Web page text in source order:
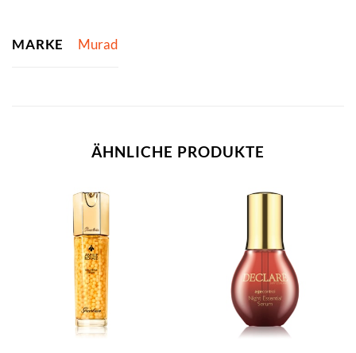
MARKE Murad
ÄHNLICHE PRODUKTE